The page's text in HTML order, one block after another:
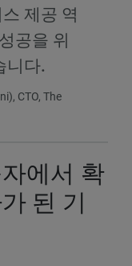
제공 역
공을 위
니다.
CTO, The
에서 확
된 기